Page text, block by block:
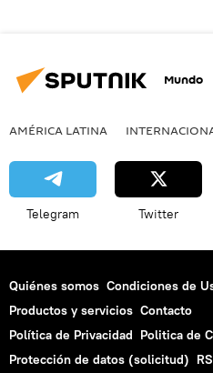
Mundo
AMÉRICA LATINA
Telegram Twitter
Quiénes somos Condiciones de
Productos y servicios Contacto
Política de Privacidad Politica de
Protección de datos (solicitud)